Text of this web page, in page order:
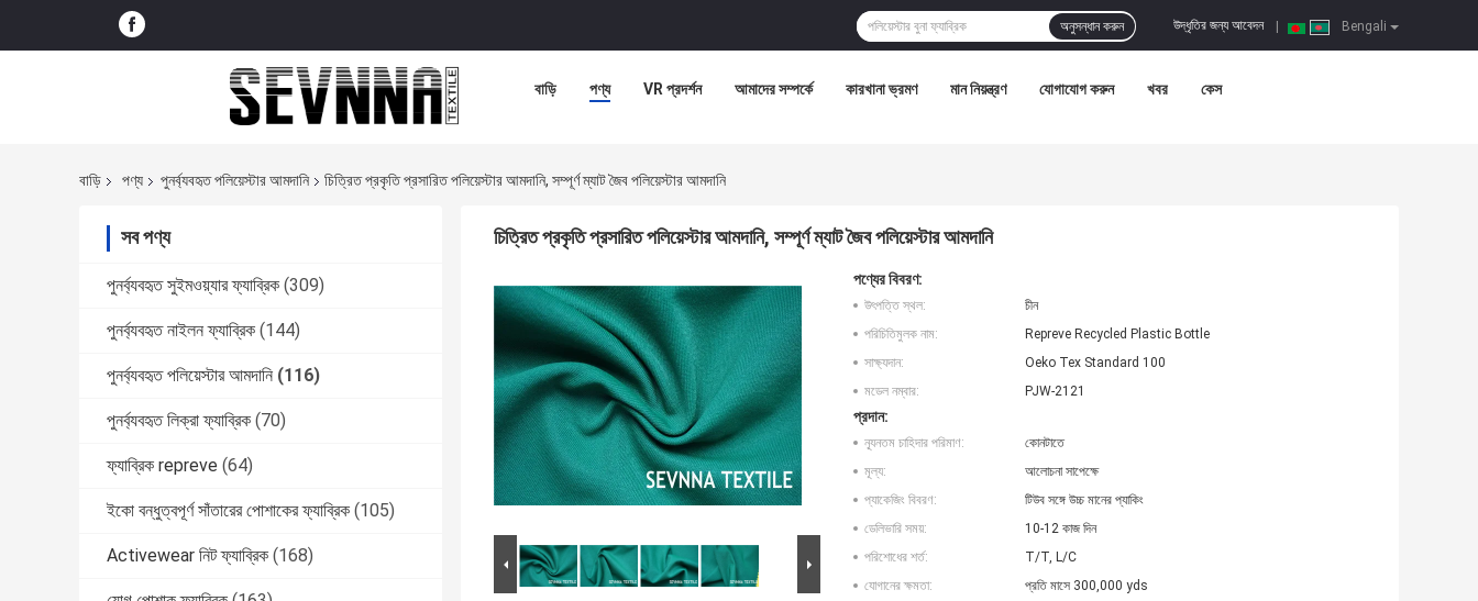
Bengali
উদ্ধৃতির জন্য আবেদন
অনুসন্ধান করুন
বাড়ি পণ্য VR প্রদর্শন আমাদের সম্পর্কে কারখানা ভ্রমণ মান নিয়ন্ত্রণ যোগাযোগ করুন খবর কেস
বাড়ি পণ্য পুনর্ব্যবহৃত পলিয়েস্টার আমদানি চিত্রিত প্রকৃতি প্রসারিত পলিয়েস্টার আমদানি, সম্পূর্ণ ম্যাট জৈব পলিয়েস্টার আমদানি
সব পণ্য
পুনর্ব্যবহৃত সুইমওয়্যার ফ্যাব্রিক (309)
পুনর্ব্যবহৃত নাইলন ফ্যাব্রিক (144)
পুনর্ব্যবহৃত পলিয়েস্টার আমদানি (116)
পুনর্ব্যবহৃত লিক্রা ফ্যাব্রিক (70)
ফ্যাব্রিক repreve (64)
ইকো বন্ধুত্বপূর্ণ সাঁতারের পোশাকের ফ্যাব্রিক (105)
Activewear নিট ফ্যাব্রিক (168)
চিত্রিত প্রকৃতি প্রসারিত পলিয়েস্টার আমদানি, সম্পূর্ণ ম্যাট জৈব পলিয়েস্টার আমদানি
পণ্যের বিবরণ:
উৎপত্তি স্থল:
চীন
পরিচিতিমুলক নাম:
Repreve Recycled Plastic Bottle
সাক্ষ্যদান:
Oeko Tex Standard 100
মডেল নম্বার:
PJW-2121
প্রদান:
ন্যূনতম চাহিদার পরিমাণ:
কোনটাতে
মূল্য:
আলোচনা সাপেক্ষে
প্যাকেজিং বিবরণ:
টিউব সঙ্গে উচ্চ মানের প্যাকিং
ডেলিভারি সময়:
10-12 কাজ দিন
পরিশোধের শর্ত:
T/T, L/C
যোগানের ক্ষমতা:
প্রতি মাসে 300,000 yds